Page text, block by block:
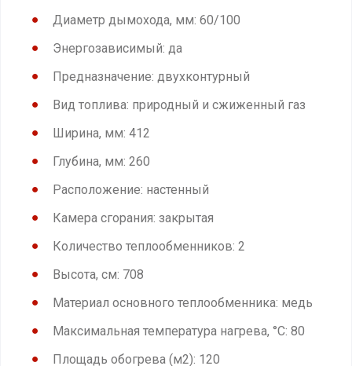
Диаметр дымохода, мм: 60/100
Энергозависимый: да
Предназначение: двухконтурный
Вид топлива: природный и сжиженный газ
Ширина, мм: 412
Глубина, мм: 260
Расположение: настенный
Камера сгорания: закрытая
Количество теплообменников: 2
Высота, см: 708
Материал основного теплообменника: медь
Максимальная температура нагрева, °С: 80
Площадь обогрева (м2): 120